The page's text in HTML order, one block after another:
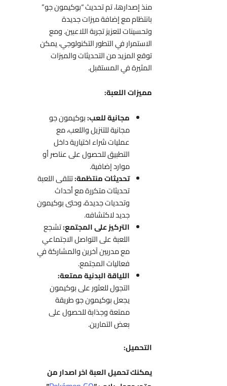
منذ إصدارها، تم تحديث “بوكيمون جو”
بانتظام مع إضافة ميزات جديدة
وتحسينات لتعزيز تجربة اللاعبين. ومع
الاستمرار في التطور التكنولوجي، يمكن
توقع المزيد من التحديثات والميزات
المثيرة في المستقبل.
مميزات اللعبة:
مجانية للعب:بوكيمون جو
مجانية للتنزيل واللعب، مع
عمليات شراء اختيارية داخل
التطبيق للحصول على عناصر أو
موارد إضافية.
تحديثات منتظمة:تتلقى اللعبة
تحديثات متكررة مع أحداث
وتحديات جديدة، وحتى بوكيمون
جديد لاكتشافه.
التركيز على المجتمع:تشجع
اللعبة على التواصل الاجتماعي
مع مدربين آخرين والمشاركة في
فعاليات المجتمع.
اللياقة البدنية ممتعة:
التجول للعثور على بوكيمون
يجعل بوكيمون جو طريقة
ممتعة وجذابة للحصول على
بعض التمارين.
التحميل:
يمكنك تحميل العبة اخر اصدار من